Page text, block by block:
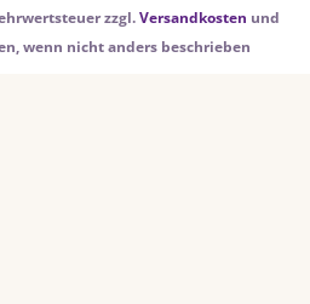
zzgl.Versandkosten und
wenn nicht anders beschrieben